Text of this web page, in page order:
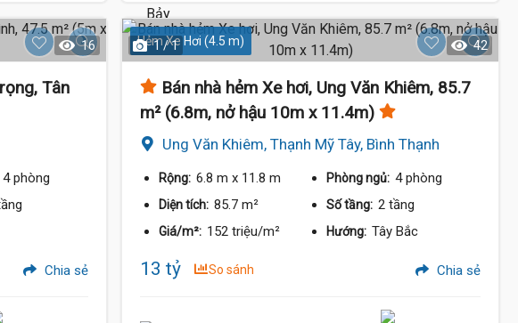
16
Tân
4 phòng
Chia sẻ
Hẻm Xe Hơi (4.5 m)
1 / 1 42
Bán nhà hẻm Xe hơi, Ung Văn Khiêm, 85.7
m² (6.8m, nở hậu 10m x 11.4m)
Ung Văn Khiêm, Thạnh Mỹ Tây, Bình Thạnh
Rộng: 6.8 m x 11.8 m Phòng ngủ: 4 phòng
Diện tích: 85.7 m² Số tầng: 2 tầng
Giá/m²: 152 triệu/m² Hướng: Tây Bắc
13 tỷ So sánh Chia sẻ